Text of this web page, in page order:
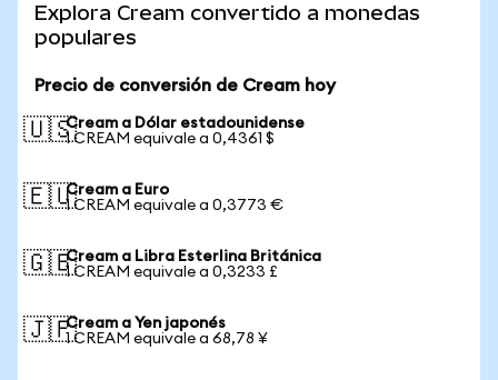
Explora Cream convertido a monedas
populares
Precio de conversión de Cream hoy
🇺🇸Cream a Dólar estadounidense
1 CREAM equivale a 0,4361 $
🇪🇺Cream a Euro
1 CREAM equivale a 0,3773 €
🇬🇧Cream a Libra Esterlina Británica
1 CREAM equivale a 0,3233 £
🇯🇵Cream a Yen japonés
1 CREAM equivale a 68,78 ¥